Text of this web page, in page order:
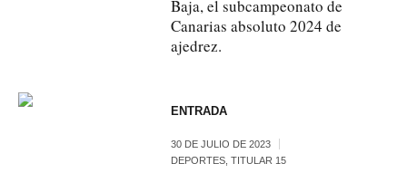
Baja, el subcampeonato de
Canarias absoluto 2024 de
ajedrez.
ENTRADA
30 DE JULIO DE 2023
DEPORTES ,TITULAR 15